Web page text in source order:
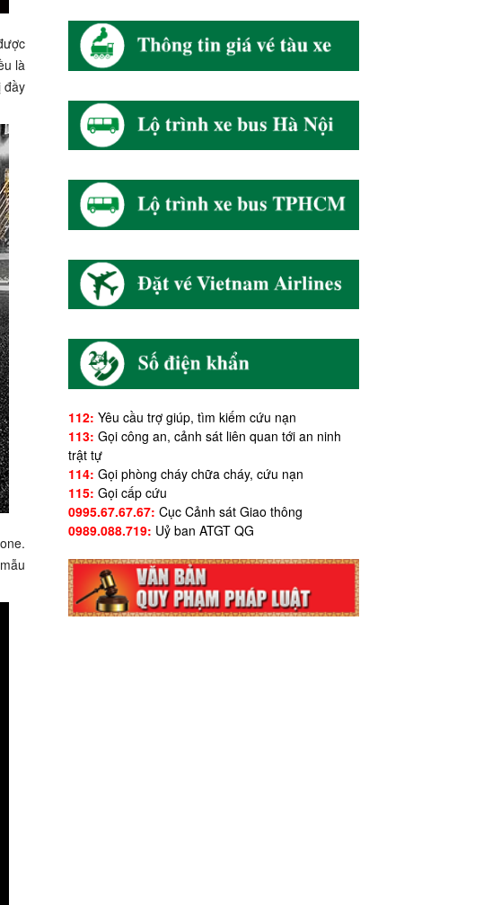
là
đầy
112: Yêu cầu trợ giúp, tìm kiếm cứu nạn
113: Gọi công an, cảnh sát liên quan tới an ninh
trật tự
114: Gọi phòng cháy chữa cháy, cứu nạn
115: Gọi cấp cứu
0995.67.67.67: Cục Cảnh sát Giao thông
0989.088.719: Uỷ ban ATGT QG